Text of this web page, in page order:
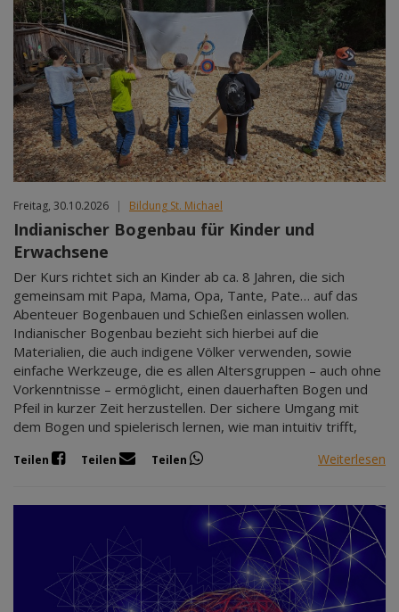
Freitag, 30.10.2026 | Bildung St. Michael
Indianischer Bogenbau für Kinder und
Erwachsene
Der Kurs richtet sich an Kinder ab ca. 8 Jahren, die sich
gemeinsam mit Papa, Mama, Opa, Tante, Pate… auf das
Abenteuer Bogenbauen und Schießen einlassen wollen.
Indianischer Bogenbau bezieht sich hierbei auf die
Materialien, die auch indigene Völker verwenden, sowie
einfache Werkzeuge, die es allen Altersgruppen – auch ohne
Vorkenntnisse – ermöglicht, einen dauerhaften Bogen und
Pfeil in kurzer Zeit herzustellen. Der sichere Umgang mit
dem Bogen und spielerisch lernen, wie man intuitiv trifft,
Teilen Teilen Teilen Weiterlesen